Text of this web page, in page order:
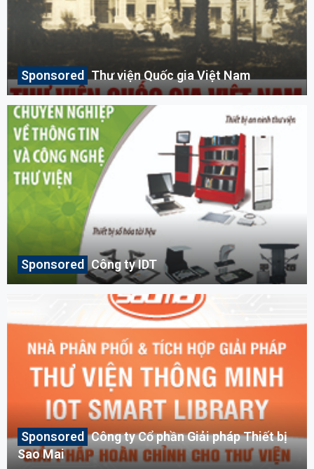
Thư viện Quốc gia Việt Nam
Công ty IDT
Công ty Cổ phần Giải pháp Thiết bị
Sao Mai